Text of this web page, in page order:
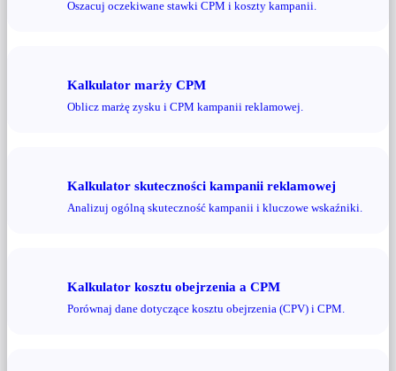
Oszacuj oczekiwane stawki CPM i koszty kampanii.
Kalkulator marży CPM
Oblicz marżę zysku i CPM kampanii reklamowej.
Kalkulator skuteczności kampanii reklamowej
Analizuj ogólną skuteczność kampanii i kluczowe wskaźniki.
Kalkulator kosztu obejrzenia a CPM
Porównaj dane dotyczące kosztu obejrzenia (CPV) i CPM.